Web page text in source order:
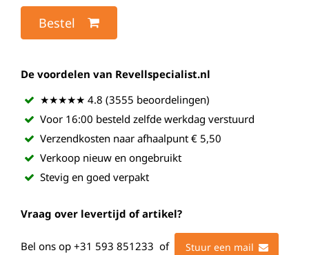
Bestel
De voordelen van Revellspecialist.nl
★★★★★ 4.8 (3555 beoordelingen)
Voor 16:00 besteld zelfde werkdag verstuurd
Verzendkosten naar afhaalpunt € 5,50
Verkoop nieuw en ongebruikt
Stevig en goed verpakt
Vraag over levertijd of artikel?
Bel ons op +31 593 851233 of Stuur een mail